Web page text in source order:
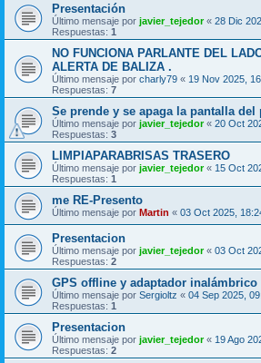
Presentación
Último mensaje por javier_tejedor« 28 Dic
Respuestas: 1
NO FUNCIONA PARLANTE DEL
ALERTA DE BALIZA .
Último mensaje por charly79 « 19 Nov 2025,
Respuestas: 7
Se prende y se apaga la pantalla del
Último mensaje por javier_tejedor« 20 Oct
Respuestas: 3
LIMPIAPARABRISAS TRASERO
Último mensaje por javier_tejedor« 15 Oct
Respuestas: 1
me RE-Presento
Último mensaje por Martin « 03 Oct 2025,
Presentacion
Último mensaje por javier_tejedor« 03 Oct
Respuestas: 2
GPS offline y adaptador
Último mensaje por Sergioltz « 04 Sep 2025,
Respuestas: 1
Presentacion
Último mensaje por javier_tejedor« 19 Ago
Respuestas: 2